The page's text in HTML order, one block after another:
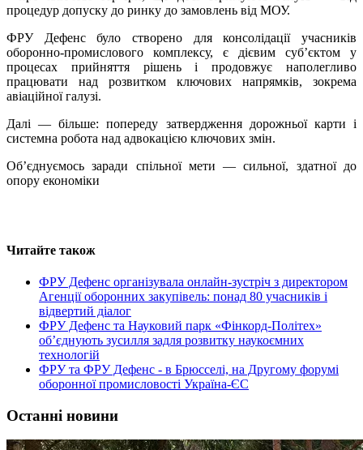
процедур допуску до ринку до замовлень від МОУ.
ФРУ Дефенс було створено для консолідації учасників
оборонно-промислового комплексу, є дієвим суб’єктом у
процесах прийняття рішень і продовжує наполегливо
працювати над розвитком ключових напрямків, зокрема
авіаційної галузі.
Далі — більше: попереду затвердження дорожньої карти і
системна робота над адвокацією ключових змін.
Об’єднуємось заради спільної мети — сильної, здатної до
опору економіки
Читайте також
ФРУ Дефенс організувала онлайн-зустріч з директором
Агенції оборонних закупівель: понад 80 учасників і
відвертий діалог
ФРУ Дефенс та Науковий парк «Фінкорд-Політех»
об’єднують зусилля задля розвитку наукоємних
технологій
ФРУ та ФРУ Дефенс - в Брюсселі, на Другому форумі
оборонної промисловості Україна-ЄС
Останні новини